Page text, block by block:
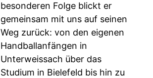
besonderen Folge blickt er
gemeinsam mit uns auf seinen
Weg zurück: von den eigenen
Handballanfängen in
Unterweissach über das
Studium in Bielefeld bis hin zu